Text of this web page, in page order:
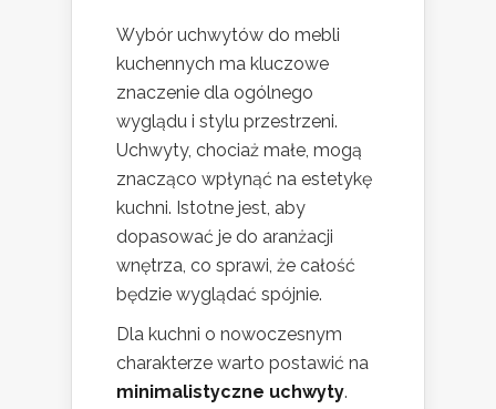
Wybór uchwytów do mebli
kuchennych ma kluczowe
znaczenie dla ogólnego
wyglądu i stylu przestrzeni.
Uchwyty, chociaż małe, mogą
znacząco wpłynąć na estetykę
kuchni. Istotne jest, aby
dopasować je do aranżacji
wnętrza, co sprawi, że całość
będzie wyglądać spójnie.
Dla kuchni o nowoczesnym
charakterze warto postawić na
minimalistyczne uchwyty.